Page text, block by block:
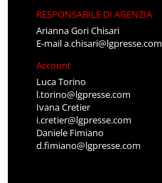
RESPONSABILE DI AGENZIA
Arianna Gori Chisari
E-maila.chisari@lgpresse.com
Account
Luca Torino
l.torino@lgpresse.com
Ivana Cretier
i.cretier@lgpresse.com
Daniele Fimiano
d.fimiano@lgpresse.com